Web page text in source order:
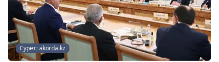
Сурет: akorda.kz